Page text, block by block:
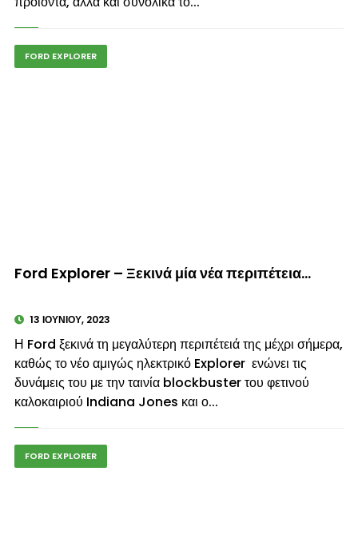
FORD EXPLORER
Ford Explorer – Ξεκινά μία νέα περιπέτεια…
13 ΙΟΥΝΊΟΥ, 2023
Η Ford ξεκινά τη μεγαλύτερη περιπέτειά της μέχρι σήμερα,
καθώς το νέο αμιγώς ηλεκτρικό Explorer ενώνει τις
δυνάμεις του με την ταινία blockbuster του φετινού
καλοκαιριού Indiana Jones και ο...
FORD EXPLORER